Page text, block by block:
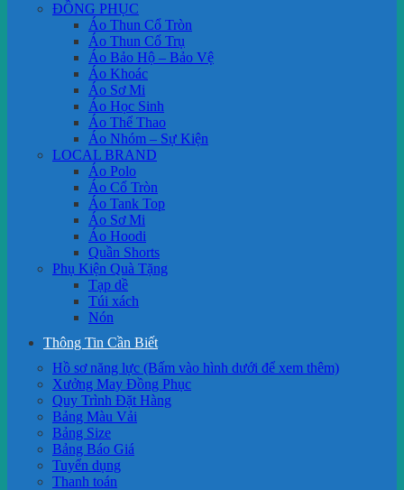
ĐỒNG PHỤC
Áo Thun Cổ Tròn
Áo Thun Cổ Trụ
Áo Bảo Hộ – Bảo Vệ
Áo Khoác
Áo Sơ Mi
Áo Học Sinh
Áo Thể Thao
Áo Nhóm – Sự Kiện
LOCAL BRAND
Áo Polo
Áo Cổ Tròn
Áo Tank Top
Áo Sơ Mi
Áo Hoodi
Quần Shorts
Phụ Kiện Quà Tặng
Tạp dề
Túi xách
Nón
Thông Tin Cần Biết
Hồ sơ năng lực (Bấm vào hình dưới để xem thêm)
Xưởng May Đồng Phục
Quy Trình Đặt Hàng
Bảng Màu Vải
Bảng Size
Bảng Báo Giá
Tuyển dụng
Thanh toán